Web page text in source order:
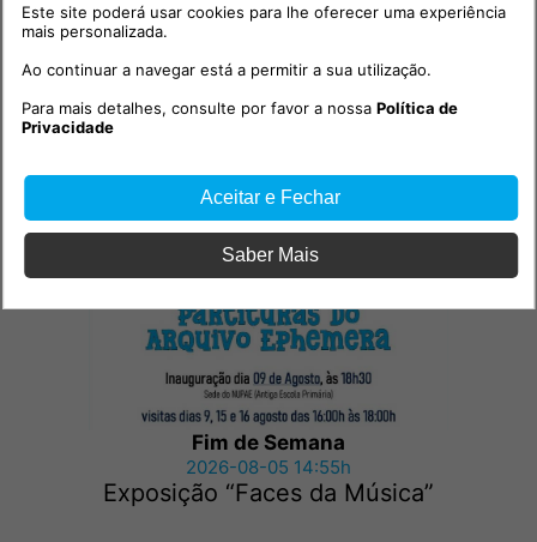
Fim de Semana
2026-08-05 14:55h
Exposição “Faces da Música”
Este site poderá usar cookies para lhe oferecer uma experiência
mais personalizada.
Ao continuar a navegar está a permitir a sua utilização.
Para mais detalhes, consulte por favor a nossaPolítica de
Privacidade
Aceitar e Fechar
Saber Mais